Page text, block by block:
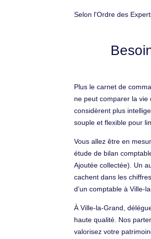
Selon l'Ordre des
Plus le carnet de
ne peut comparer la vie
considèrent plus
souple et flexible pour
Vous allez être en
étude de bilan
Ajoutée collectée). Un
cachent dans les
d’un comptable à Ville-
À Ville-la-Grand,
haute qualité. Nos
valorisez votre